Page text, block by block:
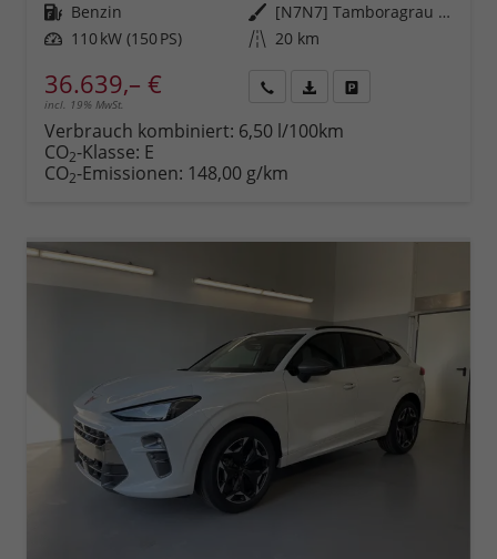
Kraftstoff Benzin Außenfarbe
[N7N7] Tamboragrau Metallic
Leistung 110 kW (150 PS) Kilometerstand 20 km
36.639,– €
incl. 19% MwSt.
anfordern
Datei,
Verbrauch kombiniert: 6,50 l/100km
CO2-Klasse: E
CO2-Emissionen: 148,00 g/km